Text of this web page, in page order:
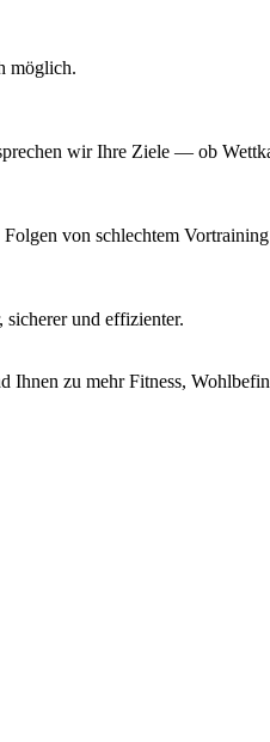
möglich.
wir Ihre Ziele — ob
von schlechtem
und effizienter.
Ihnen zu mehr Fitness,